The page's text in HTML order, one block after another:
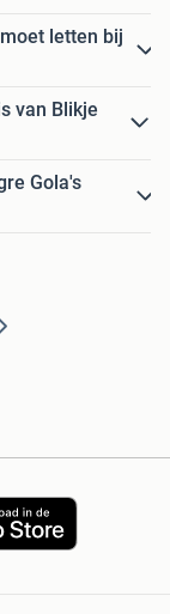
letten bij
van Blikje
Gola's